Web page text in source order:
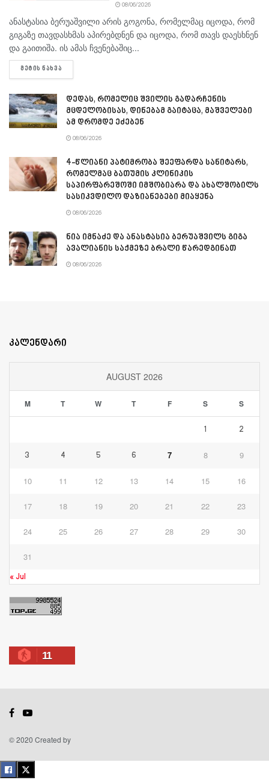
08/06/2026
ანასტასია ბერუაშვილი არის გოგონა, რომელმაც იცოდა, რომ
გიგაზე თავდასხმას აპირებდნენ და იცოდა, რომ თავს დაესხნენ
და გაითიშა. ის ამას ჩვენებაშიც...
ᲛᲔᲢᲘᲡ ᲜᲐᲮᲕᲐ
დედას, რომელიც შვილის გადარჩენის
მცდელობისას, დინებამ გაიტაცა, მაშველები
ამ დრომდე ეძებენ
08/06/2026
4-წლიანი პატიმრობა შეეფარდა სანიტარს,
რომელმაც ბათუმის კლინიკის
საპირფარეშოში იმშობიარა და ახალშობილს
სასიკვდილო დაზიანებები მიაყენა
08/06/2026
ნია იმნაძე და ანასტასია ბერუაშვილს გიგა
ავალიანის საქმეზე ბრალი წარედგინათ
08/06/2026
კალენდარი
AUGUST 2026
M T W T F S S
1 2
3 4 5 6 7 8 9
10 11 12 13 14 15 16
17 18 19 20 21 22 23
24 25 26 27 28 29 30
31
« Jul
11
© 2020 Created by